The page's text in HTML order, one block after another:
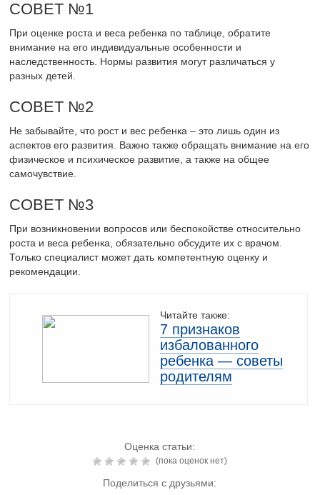
СОВЕТ №1
При оценке роста и веса ребенка по таблице, обратите
внимание на его индивидуальные особенности и
наследственность. Нормы развития могут различаться у
разных детей.
СОВЕТ №2
Не забывайте, что рост и вес ребенка – это лишь один из
аспектов его развития. Важно также обращать внимание на его
физическое и психическое развитие, а также на общее
самочувствие.
СОВЕТ №3
При возникновении вопросов или беспокойстве относительно
роста и веса ребенка, обязательно обсудите их с врачом.
Только специалист может дать компетентную оценку и
рекомендации.
Читайте также:
7 признаков
избалованного
ребенка — советы
родителям
Оценка статьи:
(пока оценок нет)
Поделиться с друзьями: